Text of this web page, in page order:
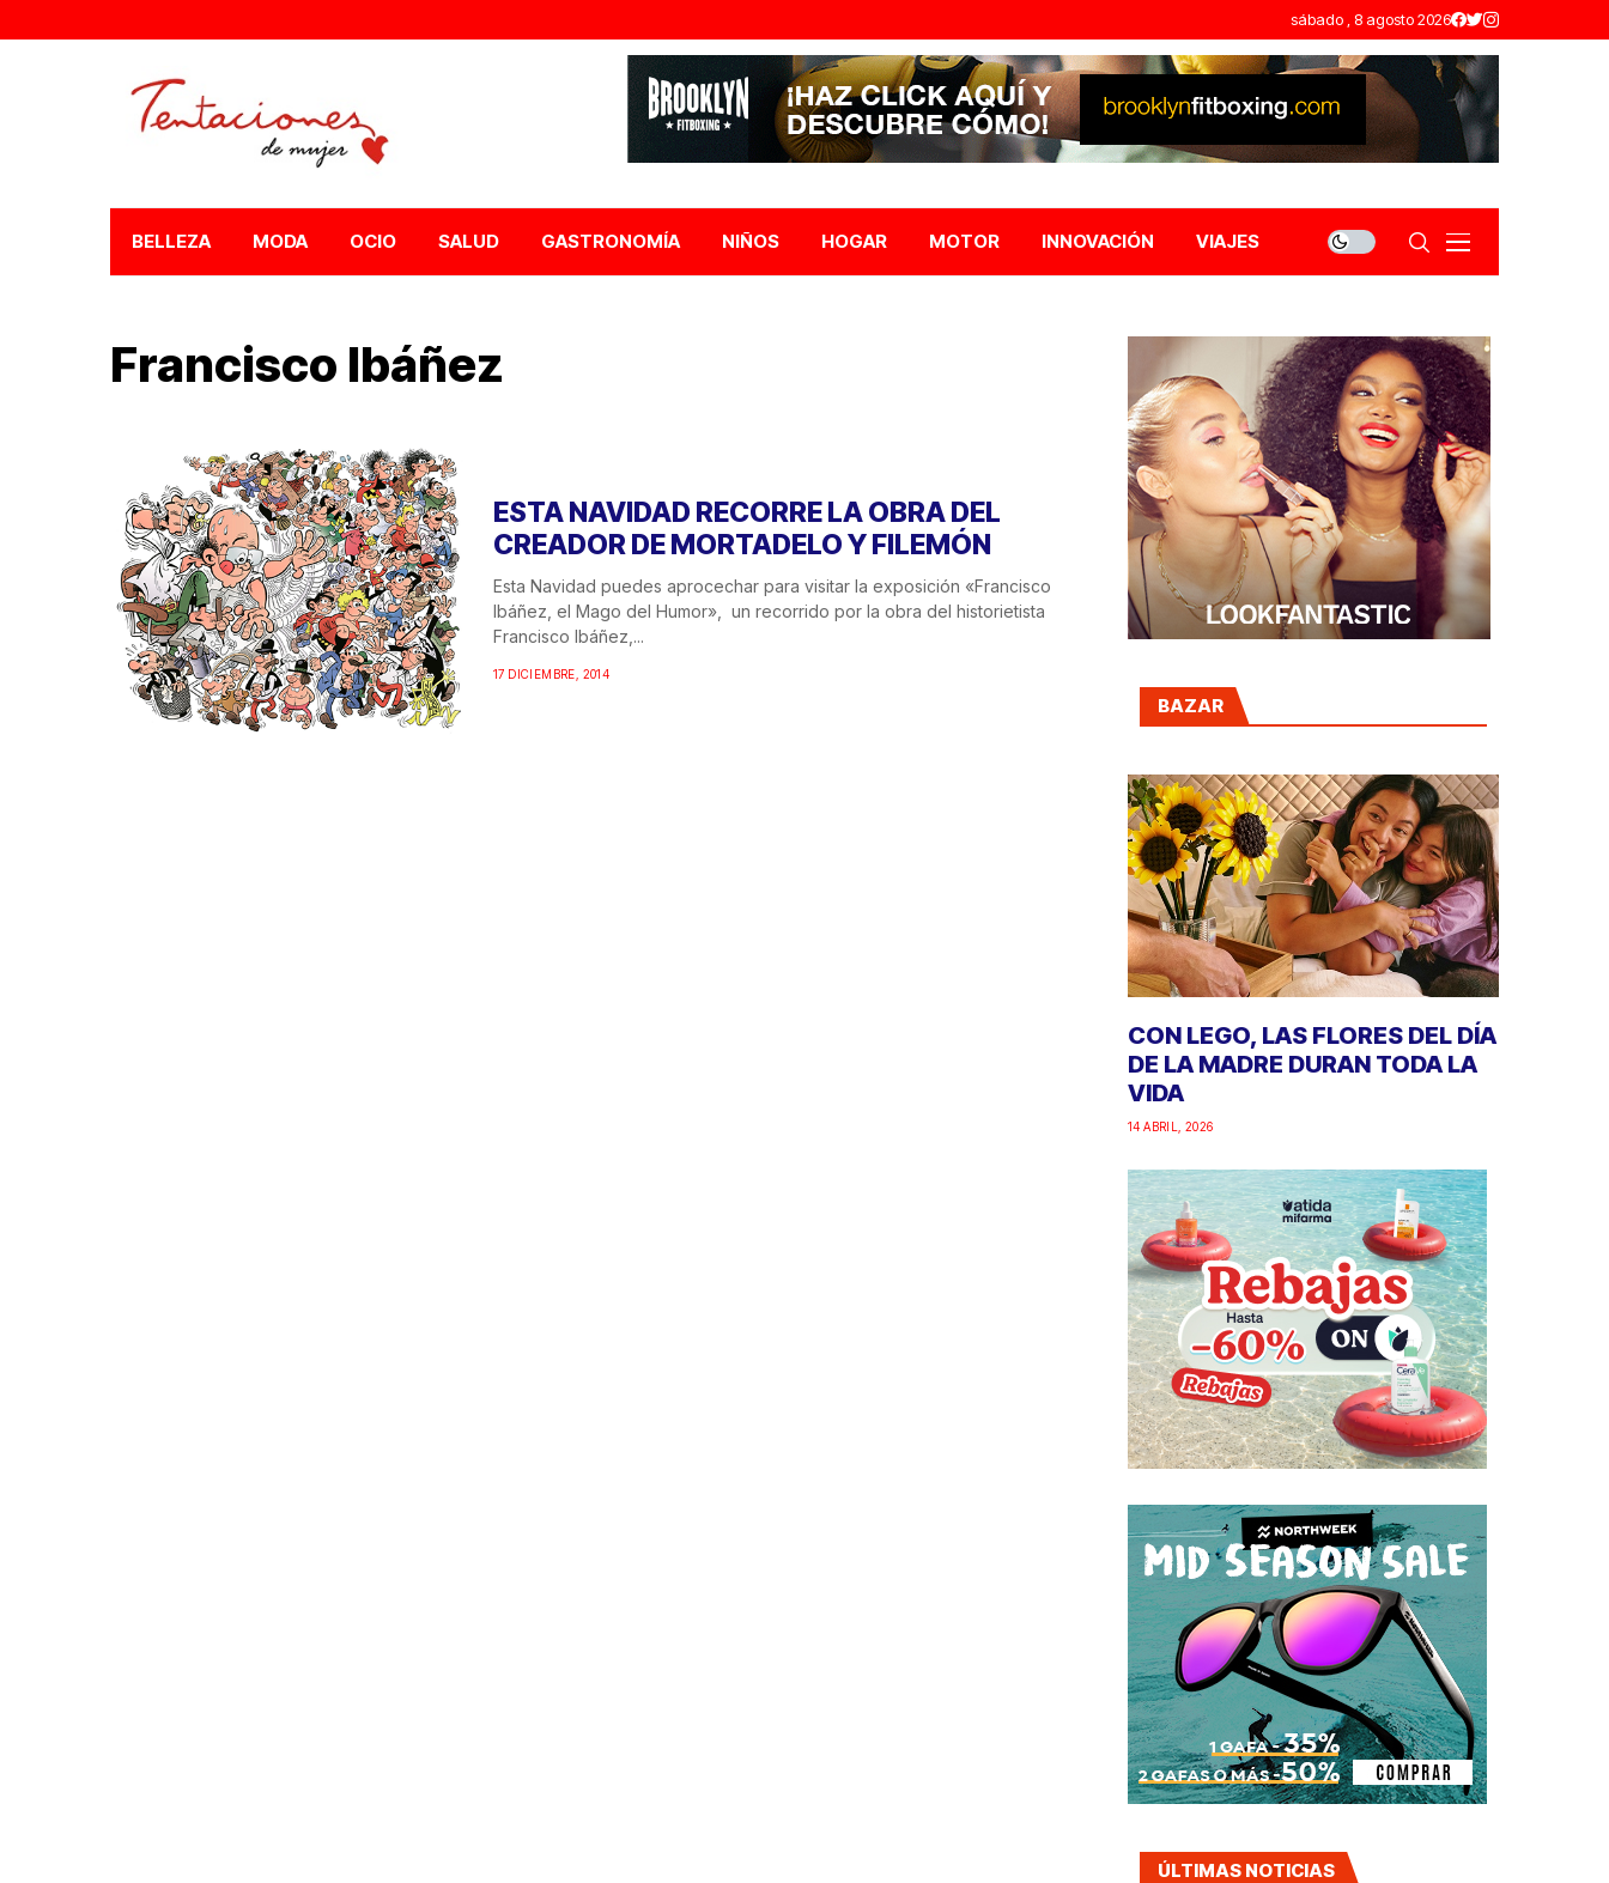
sábado , 8 agosto 2026
BELLEZA MODA OCIO SALUD GASTRONOMÍA NIÑOS HOGAR MOTOR INNOVACIÓN VIAJES
Francisco Ibáñez
ESTA NAVIDAD RECORRE LA OBRA DEL
CREADOR DE MORTADELO Y FILEMÓN
Esta Navidad puedes aprocechar para visitar la exposición «Francisco
Ibáñez, el Mago del Humor», un recorrido por la obra del historietista
Francisco Ibáñez,...
17 DICIEMBRE, 2014
BAZAR
CON LEGO, LAS FLORES DEL DÍA
DE LA MADRE DURAN TODA LA
VIDA
14 ABRIL, 2026
ÚLTIMAS NOTICIAS